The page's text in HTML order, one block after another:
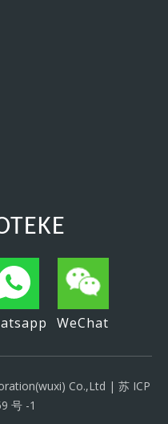
WeChat
Co.,Ltd | 苏 ICP
号 -1